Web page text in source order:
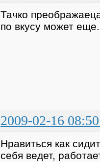
Тачко
по вкусу может еще.
2009-02-16
Нравиться как
себя ведет,